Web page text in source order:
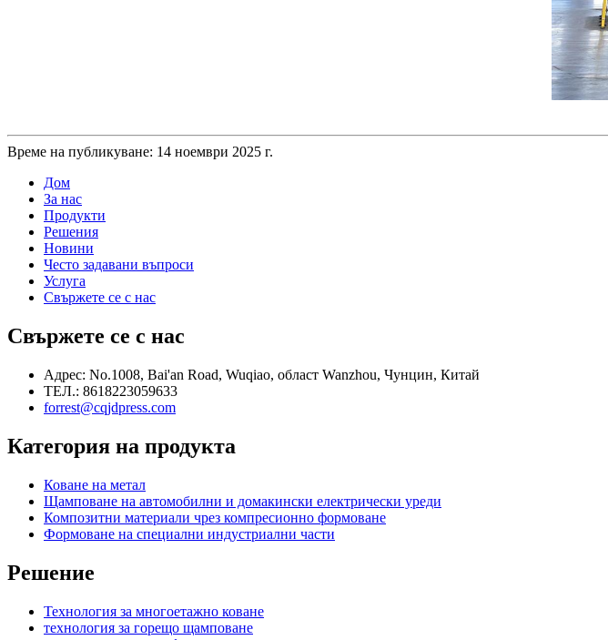
Време на публикуване: 14 ноември 2025 г.
Дом
За нас
Продукти
Решения
Новини
Често задавани въпроси
Услуга
Свържете се с нас
Свържете се с нас
Адрес: No.1008, Bai'an Road, Wuqiao, област Wanzhou, Чунцин, Китай
ТЕЛ.: 8618223059633
forrest@cqjdpress.com
Категория на продукта
Коване на метал
Щамповане на автомобилни и домакински електрически уреди
Композитни материали чрез компресионно формоване
Формоване на специални индустриални части
Решение
Технология за многоетажно коване
технология за горещо щамповане